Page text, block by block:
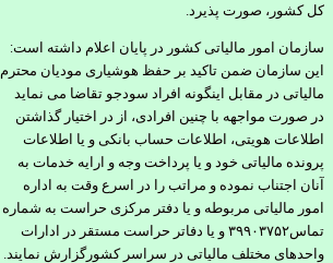
کل کشور، صورت پذیرد.
سازمان امور مالیاتی کشور در پایان اعلام داشته است:
این سازمان ضمن تاکید بر حفظ هوشیاری مودیان محترم
مالیاتی در مقابل اینگونه افراد سودجو تقاضا می نماید
در صورت مواجهه با چنین افرادی، از در اختیار گذاشتن
اطلاعات هویتی، اطلاعات حساب بانکی و یا اطلاعات
پرونده مالیاتی خود و یا پرداخت وجه و ارایه خدمات به
آنان اجتناب نموده و مراتب را در اسرع وقت به اداره
امور مالیاتی مربوطه و یا دفتر مرکزی حراست به شماره
تماس۳۹۹۰۳۷۵۲ و یا دفاتر حراست مستقر در ادارات
واحدهای مختلف مالیاتی در سراسر کشورگزارش نمایند.